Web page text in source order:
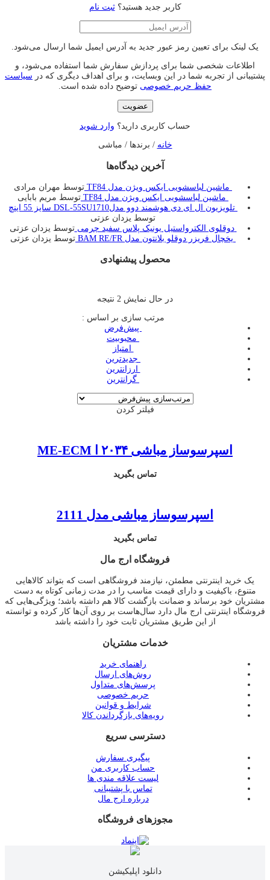
کاربر جدید هستید؟ثبت نام
یک لینک برای تعیین رمز عبور جدید به آدرس ایمیل شما ارسال می‌شود.
اطلاعات شخصی شما برای پردازش سفارش شما استفاده می‌شود، و
پشتیبانی از تجربه شما در این وبسایت، و برای اهداف دیگری که در سیاست
حفظ حریم خصوصی توضیح داده شده است.
عضویت
حساب کاربری دارید؟ وارد شوید
خانه / برندها / مباشی
آخرین دیدگاه‌ها
ماشین لباسشویی ایکس ویژن مدل TF84
توسط مهران مرادی
ماشین لباسشویی ایکس ویژن مدل TF84
توسط مریم بابایی
تلویزیون ال ای دی هوشمند دوو مدلDSL-55SU1710 سایز 55 اینچ
توسط یزدان عزتی
دوقلوی الکترواستیل یونیک پلاس سفید چرمی توسط یزدان عزتی
یخچال فريزر دوقلو بلانتون مدل BAM RE/FR
توسط یزدان عزتی
محصول پیشنهادی
در حال نمایش 2 نتیجه
مرتب سازی بر اساس :
‌ پیش‌فرض
‌ محبوبیت
‌ امتیاز
‌ جدیدترین
‌ ارزانترین
‌ گرانترین
فیلتر کردن
اسپرسوساز مباشی ۲۰۳۴ ا ME-ECM
تماس بگیرید
اسپرسوساز مباشی مدل 2111
تماس بگیرید
فروشگاه ارج مال
یک خرید اینترنتی مطمئن، نیازمند فروشگاهی است که بتواند کالاهایی
متنوع، باکیفیت و دارای قیمت مناسب را در مدت زمانی کوتاه به دست
مشتریان خود برساند و ضمانت بازگشت کالا هم داشته باشد؛ ویژگی‌هایی که
فروشگاه اینترنتی ارج مال دارد سال‌هاست بر روی آن‌ها کار کرده و توانسته
از این طریق مشتریان ثابت خود را داشته باشد
خدمات مشتریان
راهنمای خرید
روش‌های ارسال
پرسش‌های متداول
حریم خصوصی
شرایط و قوانین
رویه‌های بازگرداندن کالا
دسترسی سریع
پیگیری سفارش
حساب کاربری من
لیست علاقه مندی ها
تماس با پشتیبانی
درباره ارج مال
مجوزهای فروشگاه
دانلود اپلیکیشن